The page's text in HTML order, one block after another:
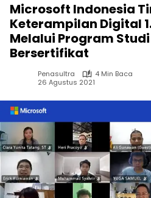
Microsoft Indonesia
Keterampilan Digital
Melalui Program
Bersertifikat
Penasultra
4 Min Baca
26 Agustus 2021